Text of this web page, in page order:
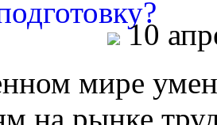
10
мире